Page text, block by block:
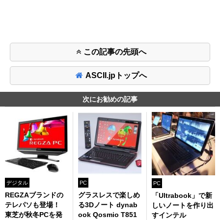
この記事の先頭へ
ASCII.jpトップへ
次にお勧めの記事
デジタル
REGZAブランドの
テレパソも登場！
東芝が秋冬PCを発
PC
グラスレスで楽しめ
る3Dノート dynab
ook Qosmio T851
PC
「Ultrabook」で新
しいノートを作り出
すインテル